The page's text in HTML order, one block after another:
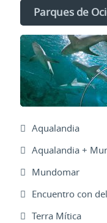
Parques de
Aqualandia
Aqualandia +
Mundomar
Encuentro con
Terra Mítica